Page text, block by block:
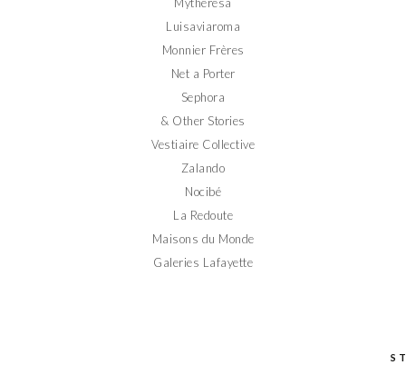
Mytheresa
Luisaviaroma
Monnier Frères
Net a Porter
Sephora
& Other Stories
Vestiaire Collective
Zalando
Nocibé
La Redoute
Maisons du Monde
Galeries Lafayette